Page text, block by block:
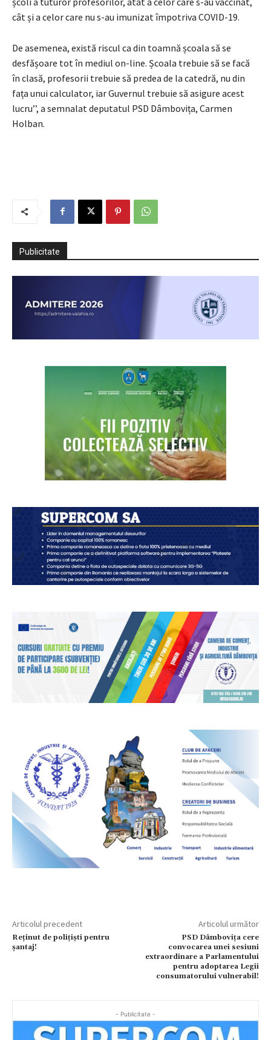
cât și a celor care nu s-au imunizat împotriva COVID-19.
De asemenea, există riscul ca din toamnă școala să se
desfășoare tot în mediul on-line. Școala trebuie să se facă
în clasă, profesorii trebuie să predea de la catedră, nu din
fața unui calculator, iar Guvernul trebuie să asigure acest
lucru’’, a semnalat deputatul PSD Dâmbovița, Carmen
Holban.
Publicitate
Articolul precedent
Reținut de polițiști pentru
șantaj!
Articolul următor
PSD Dâmboviţa cere
convocarea unei sesiuni
extraordinare a Parlamentului
pentru adoptarea Legii
consumatorului vulnerabil!
- Publicitate -